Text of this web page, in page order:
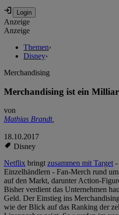
Anzeige
Anzeige
Themen›
Disney›
Merchandising
Merchandising ist ein
von
Mathias Brandt,
18.10.2017
Disney
Netflix bringtzusammen mit Target-
Einzelhändlern - Fan-Merch rund
auf den Markt, darunter Action-
Bisher verdient das Unternehmen
Geld. Der Einstieg ins
wie der Blick auf das Ranking der